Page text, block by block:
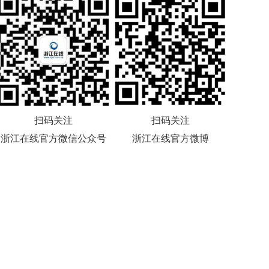
扫码关注
浙江在线官方微信公众号
扫码关注
浙江在线官方微博